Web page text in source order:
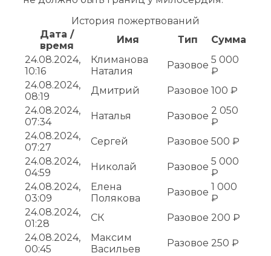
История пожертвований
Дата /
время
Имя Тип
Сумма
24.08.2024,
10:16
Климанова
Наталия
Разовое 5 000
₽
24.08.2024,
08:19
Дмитрий Разовое 100 ₽
24.08.2024,
07:34
Наталья Разовое 2 050
₽
24.08.2024,
07:27
Сергей Разовое 500 ₽
24.08.2024,
04:59
Николай Разовое 5 000
₽
24.08.2024,
03:09
Елена
Полякова
Разовое 1 000
₽
24.08.2024,
01:28
СК Разовое 200 ₽
24.08.2024,
00:45
Максим
Васильев
Разовое 250 ₽